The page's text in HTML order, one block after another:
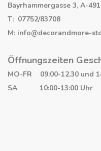
Bayrhammergasse 3, A-
T: 07752/83708
M: info@decorandmore-
Öffnungszeiten
MO-FR 09:00-12.30 und
SA 10:00-13:00 Uhr